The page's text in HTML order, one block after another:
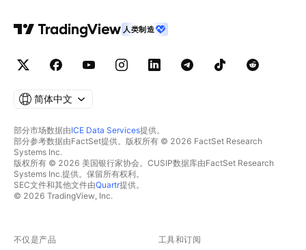
人类制造
简体中文
部分市场数据由ICE Data Services提供。
部分参考数据由FactSet提供。版权所有 © 2026 FactSet Research
Systems Inc.
版权所有 © 2026 美国银行家协会。CUSIP数据库由FactSet Research
Systems Inc.提供。保留所有权利。
SEC文件和其他文件由Quartr提供。
© 2026 TradingView, Inc.
不仅是产品 工具和订阅